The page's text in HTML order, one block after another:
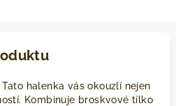
Tato halenka vás okouzlí nejen
Kombinuje broskvové tílko